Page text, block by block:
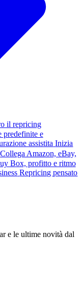
il repricing
predefinite e
assistita Inizia
Collega Amazon, eBay,
Box, profitto e ritmo
Repricing pensato
e le ultime novità dal